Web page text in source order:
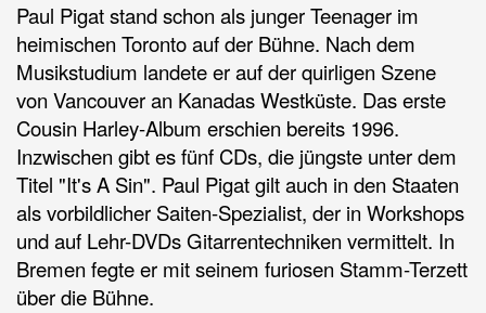
Paul Pigat stand schon als junger Teenager im
heimischen Toronto auf der Bühne. Nach dem
Musikstudium landete er auf der quirligen Szene
von Vancouver an Kanadas Westküste. Das erste
Cousin Harley-Album erschien bereits 1996.
Inzwischen gibt es fünf CDs, die jüngste unter dem
Titel "It's A Sin". Paul Pigat gilt auch in den Staaten
als vorbildlicher Saiten-Spezialist, der in Workshops
und auf Lehr-DVDs Gitarrentechniken vermittelt. In
Bremen fegte er mit seinem furiosen Stamm-Terzett
über die Bühne.